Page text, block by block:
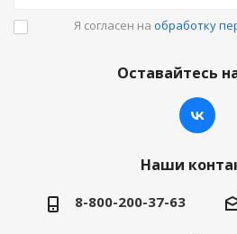
Я согласен на обработку
Оставайтесь
Наши
8-800-200-37-63